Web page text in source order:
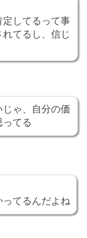
してるって事
てるし、信じ
じゃ、自分の価
てる
てるんだよね